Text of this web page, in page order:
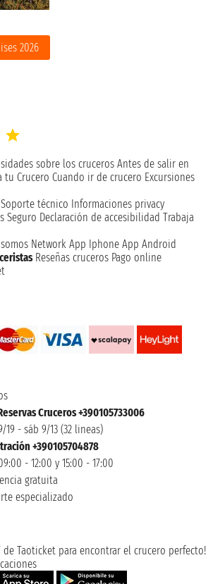
2026
sobre los cruceros Antes de salir en
tu Crucero Cuando ir de crucero Excursiones
Soporte técnico Informaciones privacy
Seguro Declaración de accesibilidad Trabaja
Network App Iphone App Android
Reseñas cruceros Pago online
Cruceros +390105733006
19 - sáb 9/13 (32 lineas)
+390105704878
- 12:00 y 15:00 - 17:00
gratuita
especializado
de Taoticket para encontrar el crucero perfecto!